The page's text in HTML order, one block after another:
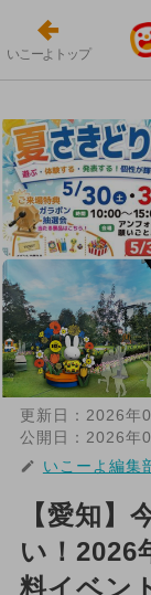
いこーよトップ
更新日： 2026年
公開日： 2026年
いこーよ編集
【愛知】
い！2026
料イベン